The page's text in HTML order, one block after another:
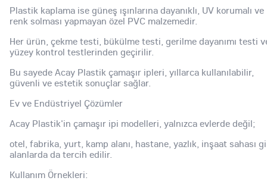
Plastik kaplama ise güneş ışınlarına dayanıklı, UV korumalı ve
renk solması yapmayan özel PVC malzemedir.
Her ürün, çekme testi, bükülme testi, gerilme dayanımı testi
yüzey kontrol testlerinden geçirilir.
Bu sayede Acay Plastik çamaşır ipleri, yıllarca kullanılabilir,
güvenli ve estetik sonuçlar sağlar.
Ev ve Endüstriyel Çözümler
Acay Plastik'in çamaşır ipi modelleri, yalnızca evlerde değil;
otel, fabrika, yurt, kamp alanı, hastane, yazlık, inşaat sahası
alanlarda da tercih edilir.
Kullanım Örnekleri: